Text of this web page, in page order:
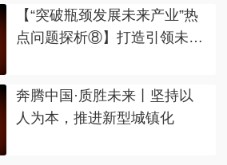
【“突破瓶颈发展未来产业”热
点问题探析⑧】打造引领未来
奔腾中国·质胜未来丨坚持以
人为本，推进新型城镇化